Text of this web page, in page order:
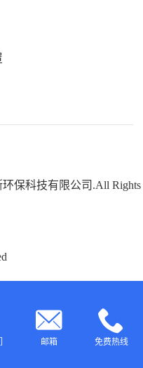
保科技有限公司.All Rights
邮箱 免费热线